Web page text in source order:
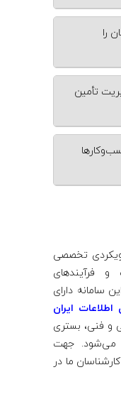
را
تأمین
تخصصی
و فرآیندهای
سامانه دارای
اطلاعات ایران
و فنی، بستری
می‌شود. جهت
ما در